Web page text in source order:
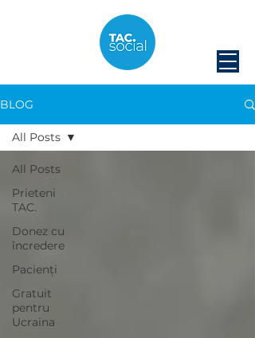
BLOG
All Posts
Prieteni
TAC.
Donez cu
încredere
Pacienți
Gratuit
pentru
Ucraina
All Posts